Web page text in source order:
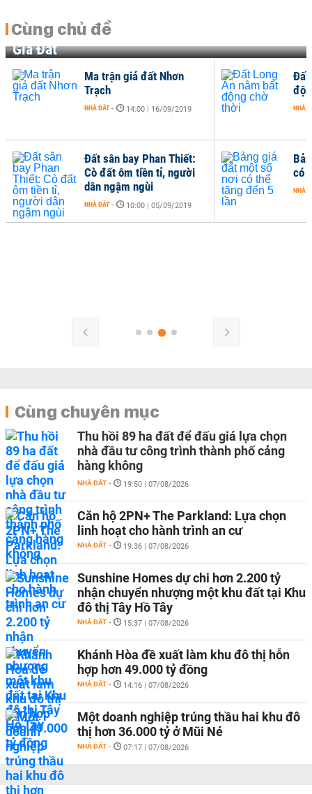
Cùng chủ đề
Giá Đất
có
NHÀ
Ma trận giá đất Nhơn
Trạch
NHÀ ĐẤT - 14:00 | 16/09/2019
Đất sân bay Phan Thiết:
Cò đất ôm tiền tỉ, người
dân ngậm ngùi
NHÀ ĐẤT - 10:00 | 05/09/2019
Đất
NHÀ
Cùng chuyên mục
Thu hồi 89 ha đất để đấu giá lựa chọn
nhà đầu tư công trình thành phố cảng
hàng không
NHÀ ĐẤT - 19:50 | 07/08/2026
Căn hộ 2PN+ The Parkland: Lựa chọn
linh hoạt cho hành trình an cư
NHÀ ĐẤT - 19:36 | 07/08/2026
Sunshine Homes dự chi hơn 2.200 tỷ
nhận chuyển nhượng một khu đất tại Khu
đô thị Tây Hồ Tây
NHÀ ĐẤT - 15:37 | 07/08/2026
Khánh Hòa đề xuất làm khu đô thị hỗn
hợp hơn 49.000 tỷ đồng
NHÀ ĐẤT - 14:16 | 07/08/2026
Một doanh nghiệp trúng thầu hai khu đô
thị hơn 36.000 tỷ ở Mũi Né
NHÀ ĐẤT - 07:17 | 07/08/2026